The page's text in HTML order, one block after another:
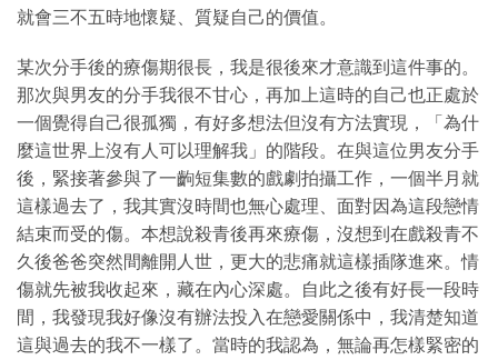
就會三不五時地懷疑、質疑自己的價值。
某次分手後的療傷期很長，我是很後來才意識到這件事的。
那次與男友的分手我很不甘心，再加上這時的自己也正處於
一個覺得自己很孤獨，有好多想法但沒有方法實現，「為什
麼這世界上沒有人可以理解我」的階段。在與這位男友分手
後，緊接著參與了一齣短集數的戲劇拍攝工作，一個半月就
這樣過去了，我其實沒時間也無心處理、面對因為這段戀情
結束而受的傷。本想說殺青後再來療傷，沒想到在戲殺青不
久後爸爸突然間離開人世，更大的悲痛就這樣插隊進來。情
傷就先被我收起來，藏在內心深處。自此之後有好長一段時
間，我發現我好像沒有辦法投入在戀愛關係中，我清楚知道
這與過去的我不一樣了。當時的我認為，無論再怎樣緊密的